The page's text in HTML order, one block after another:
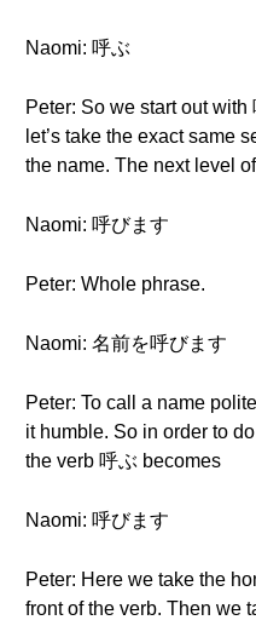
Naomi: 呼ぶ
Peter: So we start out
let’s take the exact same
the name. The next level
Naomi: 呼びます
Peter: Whole phrase.
Naomi: 名前を呼びます
Peter: To call a name
it humble. So in order to
the verb 呼ぶ becomes
Naomi: 呼びます
Peter: Here we take the
front of the verb. Then we